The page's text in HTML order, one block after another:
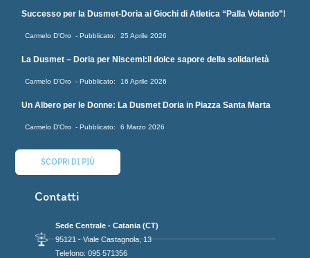
Successo per la Dusmet-Doria ai Giochi di Atletica “Palla Volando”!
Carmelo D'Oro 25 Aprile 2026
La Dusmet – Doria per Niscemi:il dolce sapore della solidarietà
Carmelo D'Oro 16 Aprile 2026
Un Albero per le Donne: La Dusmet Doria in Piazza Santa Marta
Carmelo D'Oro 6 Marzo 2026
SCOPRI DI PIÙ
Contatti
Sede Centrale - Catania (CT)
95121 - Viale Castagnola, 13
Telefono: 095 571356